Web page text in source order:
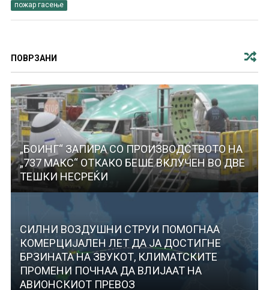
пожар гасење
ПОВРЗАНИ
„БОИНГ“ ЗАПИРА СО ПРОИЗВОДСТВОТО НА
„737 МАКС“ ОТКАКО БЕШЕ ВКЛУЧЕН ВО ДВЕ
ТЕШКИ НЕСРЕЌИ
СИЛНИ ВОЗДУШНИ СТРУИ ПОМОГНАА
КОМЕРЦИЈАЛЕН ЛЕТ ДА ЈА ДОСТИГНЕ
БРЗИНАТА НА ЗВУКОТ, КЛИМАТСКИТЕ
ПРОМЕНИ ПОЧНАА ДА ВЛИЈААТ НА
АВИОНСКИОТ ПРЕВОЗ